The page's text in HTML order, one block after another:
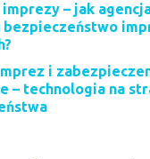
– jak
bezpieczeństwo
i
– technologia na